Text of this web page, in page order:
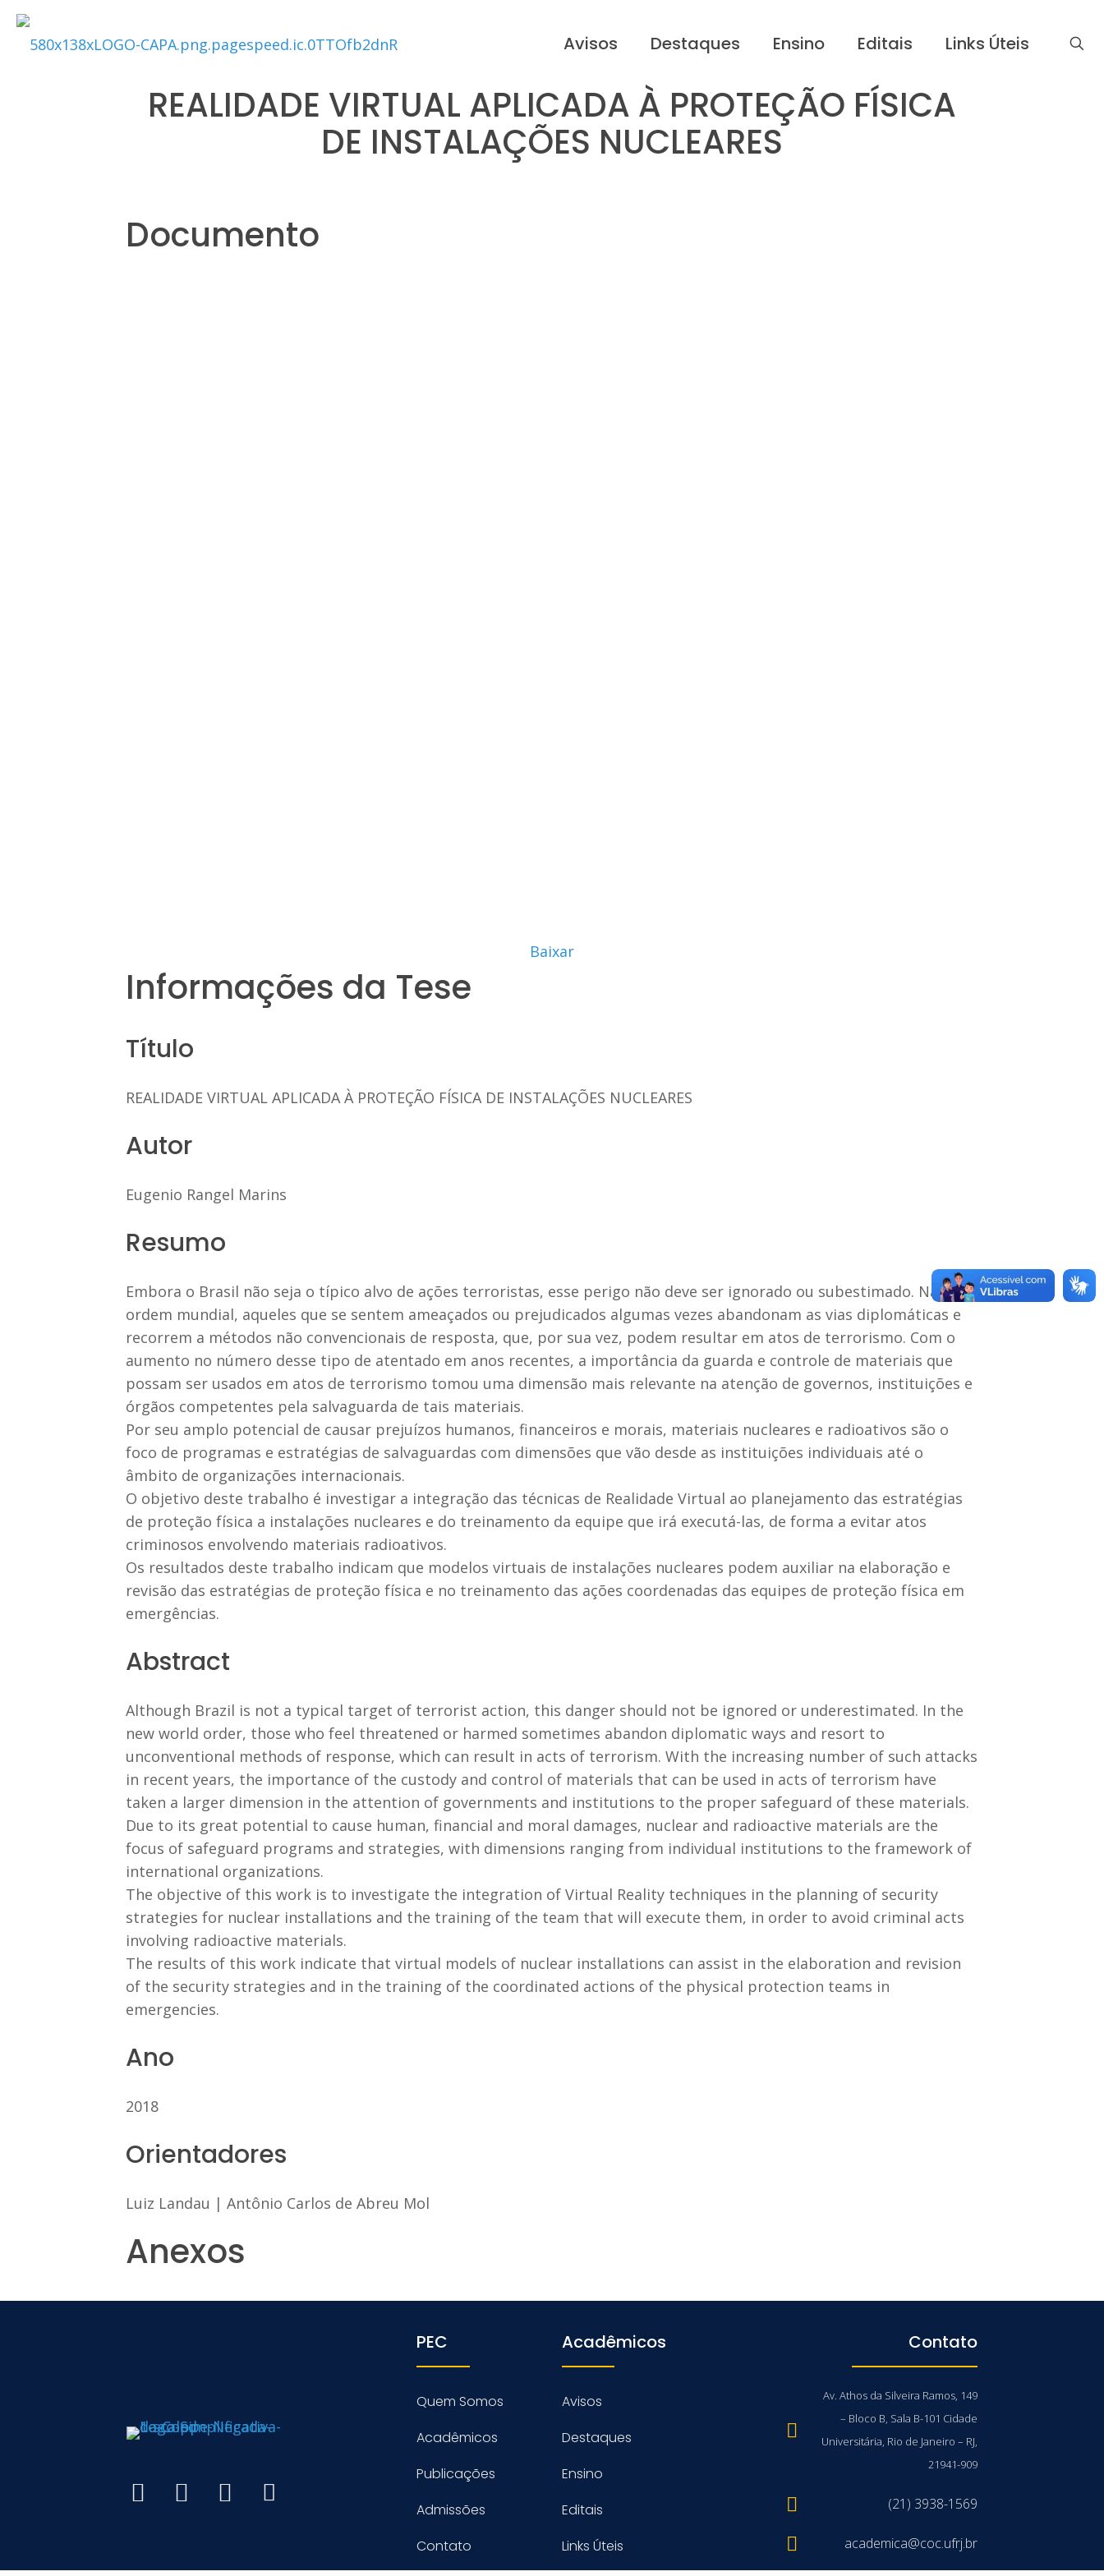
Avisos Destaques Ensino Editais Links Úteis
REALIDADE VIRTUAL APLICADA À PROTEÇÃO FÍSICA
DE INSTALAÇÕES NUCLEARES
Documento
Baixar
Informações da Tese
Título
REALIDADE VIRTUAL APLICADA À PROTEÇÃO FÍSICA DE INSTALAÇÕES NUCLEARES
Autor
Eugenio Rangel Marins
Resumo
Embora o Brasil não seja o típico alvo de ações terroristas, esse perigo não deve ser ignorado ou subestimado. Na nova
ordem mundial, aqueles que se sentem ameaçados ou prejudicados algumas vezes abandonam as vias diplomáticas e
recorrem a métodos não convencionais de resposta, que, por sua vez, podem resultar em atos de terrorismo. Com o
aumento no número desse tipo de atentado em anos recentes, a importância da guarda e controle de materiais que
possam ser usados em atos de terrorismo tomou uma dimensão mais relevante na atenção de governos, instituições e
órgãos competentes pela salvaguarda de tais materiais.
Por seu amplo potencial de causar prejuízos humanos, financeiros e morais, materiais nucleares e radioativos são o
foco de programas e estratégias de salvaguardas com dimensões que vão desde as instituições individuais até o
âmbito de organizações internacionais.
O objetivo deste trabalho é investigar a integração das técnicas de Realidade Virtual ao planejamento das estratégias
de proteção física a instalações nucleares e do treinamento da equipe que irá executá-las, de forma a evitar atos
criminosos envolvendo materiais radioativos.
Os resultados deste trabalho indicam que modelos virtuais de instalações nucleares podem auxiliar na elaboração e
revisão das estratégias de proteção física e no treinamento das ações coordenadas das equipes de proteção física em
emergências.
Abstract
Although Brazil is not a typical target of terrorist action, this danger should not be ignored or underestimated. In the
new world order, those who feel threatened or harmed sometimes abandon diplomatic ways and resort to
unconventional methods of response, which can result in acts of terrorism. With the increasing number of such attacks
in recent years, the importance of the custody and control of materials that can be used in acts of terrorism have
taken a larger dimension in the attention of governments and institutions to the proper safeguard of these materials.
Due to its great potential to cause human, financial and moral damages, nuclear and radioactive materials are the
focus of safeguard programs and strategies, with dimensions ranging from individual institutions to the framework of
international organizations.
The objective of this work is to investigate the integration of Virtual Reality techniques in the planning of security
strategies for nuclear installations and the training of the team that will execute them, in order to avoid criminal acts
involving radioactive materials.
The results of this work indicate that virtual models of nuclear installations can assist in the elaboration and revision
of the security strategies and in the training of the coordinated actions of the physical protection teams in
emergencies.
Ano
2018
Orientadores
Luiz Landau | Antônio Carlos de Abreu Mol
Anexos
PEC
Quem Somos
Acadêmicos
Publicações
Admissões
Contato
Acadêmicos
Avisos
Destaques
Ensino
Editais
Links Úteis
Contato
Av. Athos da Silveira Ramos, 149
– Bloco B, Sala B-101 Cidade
Universitária, Rio de Janeiro – RJ,
21941-909
(21) 3938-1569
academica@coc.ufrj.br